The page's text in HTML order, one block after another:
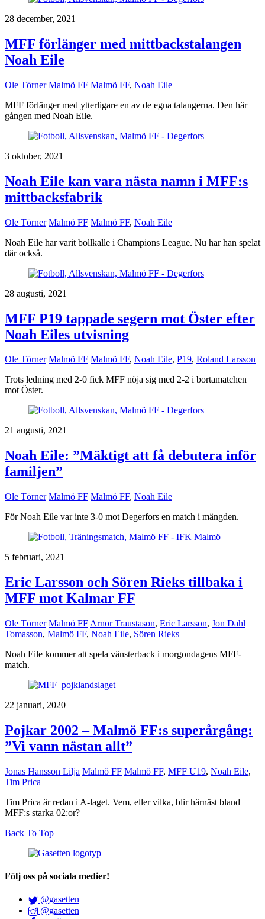
28 december, 2021
MFF förlänger med mittbackstalangen
Noah Eile
Ole Törner Malmö FF Malmö FF, Noah Eile
MFF förlänger med ytterligare en av de egna talangerna. Den här
gången med Noah Eile.
3 oktober, 2021
Noah Eile kan vara nästa namn i MFF:s
mittbacksfabrik
Ole Törner Malmö FF Malmö FF, Noah Eile
Noah Eile har varit bollkalle i Champions League. Nu har han spelat
där också.
28 augusti, 2021
MFF P19 tappade segern mot Öster efter
Noah Eiles utvisning
Ole Törner Malmö FF Malmö FF, Noah Eile, P19, Roland Larsson
Trots ledning med 2-0 fick MFF nöja sig med 2-2 i bortamatchen
mot Öster.
21 augusti, 2021
Noah Eile: ”Mäktigt att få debutera inför
familjen”
Ole Törner Malmö FF Malmö FF, Noah Eile
För Noah Eile var inte 3-0 mot Degerfors en match i mängden.
5 februari, 2021
Eric Larsson och Sören Rieks tillbaka i
MFF mot Kalmar FF
Ole Törner Malmö FF Arnor Traustason, Eric Larsson, Jon Dahl
Tomasson, Malmö FF, Noah Eile, Sören Rieks
Noah Eile kommer att spela vänsterback i morgondagens MFF-
match.
22 januari, 2020
Pojkar 2002 – Malmö FF:s superårgång:
”Vi vann nästan allt”
Jonas Hansson Lilja Malmö FF Malmö FF, MFF U19, Noah Eile,
Tim Prica
Tim Prica är redan i A-laget. Vem, eller vilka, blir härnäst bland
MFF:s starka 02:or?
Back To Top
Följ oss på sociala medier!
@gasetten
@gasetten